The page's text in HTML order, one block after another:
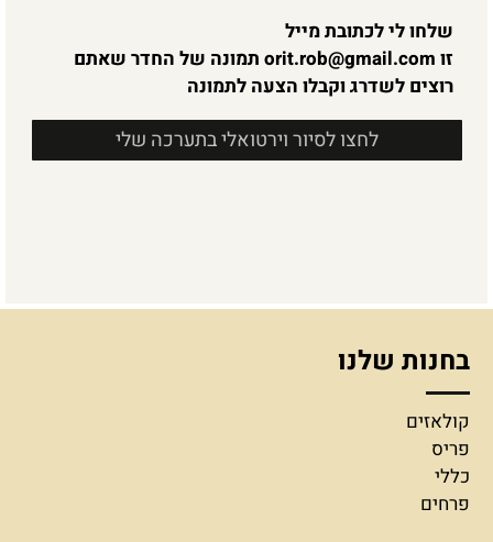
שלחו לי לכתובת מייל
זו orit.rob@gmail.com תמונה של החדר שאתם
רוצים לשדרג וקבלו הצעה לתמונה
לחצו לסיור וירטואלי בתערכה שלי
בחנות שלנו
קולאזים
פריס
כללי
פרחים